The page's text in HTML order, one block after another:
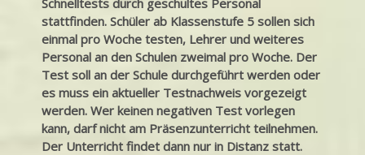
Schnelltests durch geschultes Personal
stattfinden. Schüler ab Klassenstufe 5 sollen sich
einmal pro Woche testen, Lehrer und weiteres
Personal an den Schulen zweimal pro Woche. Der
Test soll an der Schule durchgeführt werden oder
es muss ein aktueller Testnachweis vorgezeigt
werden. Wer keinen negativen Test vorlegen
kann, darf nicht am Präsenzunterricht teilnehmen.
Der Unterricht findet dann nur in Distanz statt.